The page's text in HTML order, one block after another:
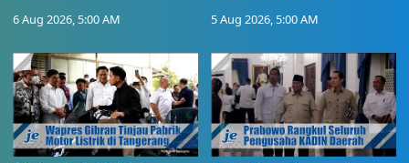
6 Aug 2026, 5:00 AM 5 Aug 2026, 5:00 AM